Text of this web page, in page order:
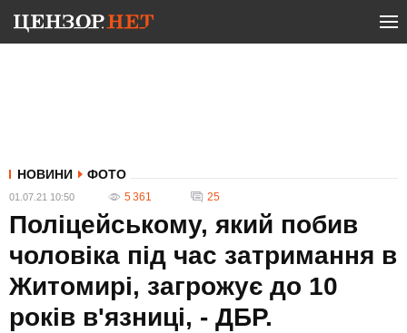
НОВИНИ ФОТО
01.07.21 10:50 5 361 25
Поліцейському, який побив
чоловіка під час затримання в
Житомирі, загрожує до 10
років в'язниці, - ДБР.